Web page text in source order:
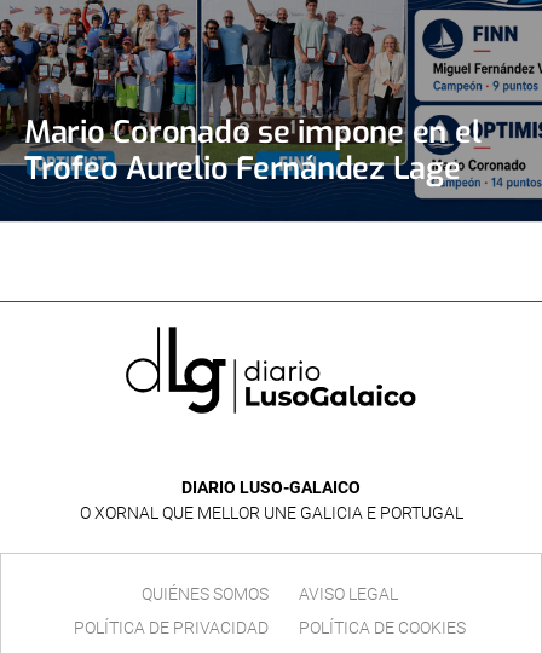
Mario Coronado se impone en el
Trofeo Aurelio Fernández Lage
DIARIO LUSO-GALAICO
O XORNAL QUE MELLOR UNE GALICIA E PORTUGAL
QUIÉNES SOMOS
AVISO LEGAL
POLÍTICA DE PRIVACIDAD
POLÍTICA DE COOKIES